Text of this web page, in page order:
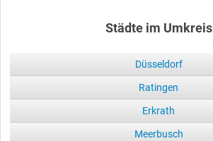
Städte im Umkreis
Düsseldorf
Ratingen
Erkrath
Meerbusch